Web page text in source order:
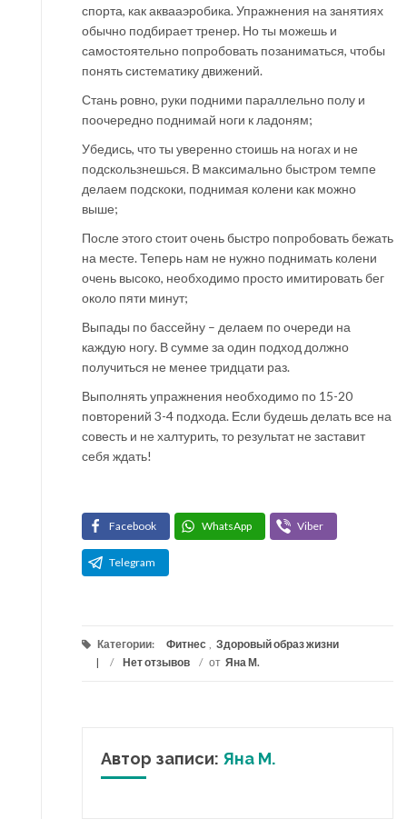
спорта, как аквааэробика. Упражнения на занятиях
обычно подбирает тренер. Но ты можешь и
самостоятельно попробовать позаниматься, чтобы
понять систематику движений.
Стань ровно, руки подними параллельно полу и
поочередно поднимай ноги к ладоням;
Убедись, что ты уверенно стоишь на ногах и не
подскользнешься. В максимально быстром темпе
делаем подскоки, поднимая колени как можно
выше;
После этого стоит очень быстро попробовать бежать
на месте. Теперь нам не нужно поднимать колени
очень высоко, необходимо просто имитировать бег
около пяти минут;
Выпады по бассейну – делаем по очереди на
каждую ногу. В сумме за один подход должно
получиться не менее тридцати раз.
Выполнять упражнения необходимо по 15-20
повторений 3-4 подхода. Если будешь делать все на
совесть и не халтурить, то результат не заставит
себя ждать!
Facebook WhatsApp Viber
Telegram
Категории: Фитнес , Здоровый образ жизни
/
Нет отзывов / от Яна М.
Автор записи: Яна М.